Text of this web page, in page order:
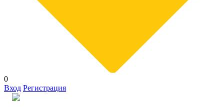
0
Вход Регистрация